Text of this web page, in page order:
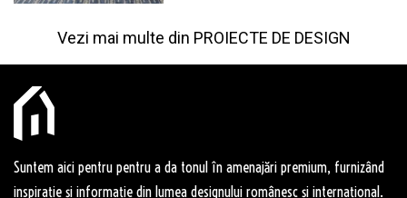
Vezi mai multe din PROIECTE DE DESIGN
Suntem aici pentru pentru a da tonul în amenajări premium, furnizând
inspirație și informație din lumea designului românesc și internațional.